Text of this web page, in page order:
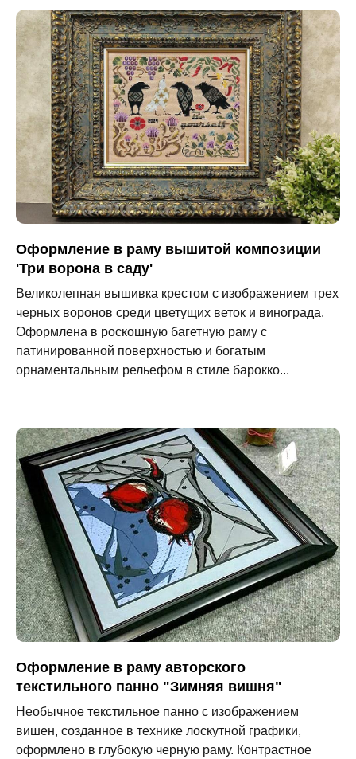
Оформление в раму вышитой композиции
'Три ворона в саду'
Великолепная вышивка крестом с изображением трех
черных воронов среди цветущих веток и винограда.
Оформлена в роскошную багетную раму с
патинированной поверхностью и богатым
орнаментальным рельефом в стиле барокко...
Оформление в раму авторского
текстильного панно "Зимняя вишня"
Необычное текстильное панно с изображением
вишен, созданное в технике лоскутной графики,
оформлено в глубокую черную раму. Контрастное